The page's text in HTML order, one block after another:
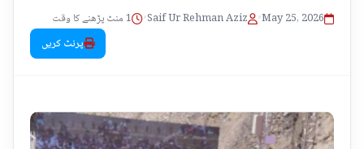
May 25, 2026
•
Saif Ur Rehman Aziz
•
1 منٹ پڑھنے کا وقت
پرنٹ کریں